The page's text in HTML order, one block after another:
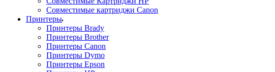
Совместимые картриджи Canon
Принтеры
Принтеры Brady
Принтеры Brother
Принтеры Canon
Принтеры Dymo
Принтеры Epson